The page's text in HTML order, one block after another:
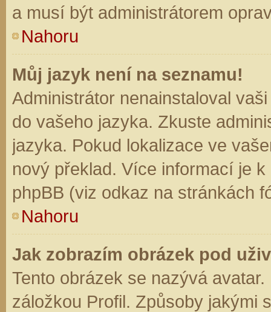
a musí být administrátorem
Nahoru
Můj jazyk není na seznamu!
Administrátor nenainstaloval
do vašeho jazyka. Zkuste
jazyka. Pokud lokalizace ve
nový překlad. Více informací je
phpBB (viz odkaz na stránkách
Nahoru
Jak zobrazím obrázek pod
Tento obrázek se nazývá
záložkou Profil. Způsoby jakými